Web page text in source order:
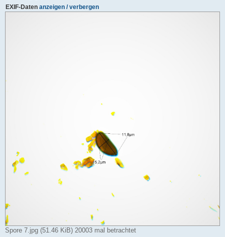
EXIF-Daten anzeigen / verbergen
Spore 7.jpg (51.46 KiB) 20003 mal betrachtet